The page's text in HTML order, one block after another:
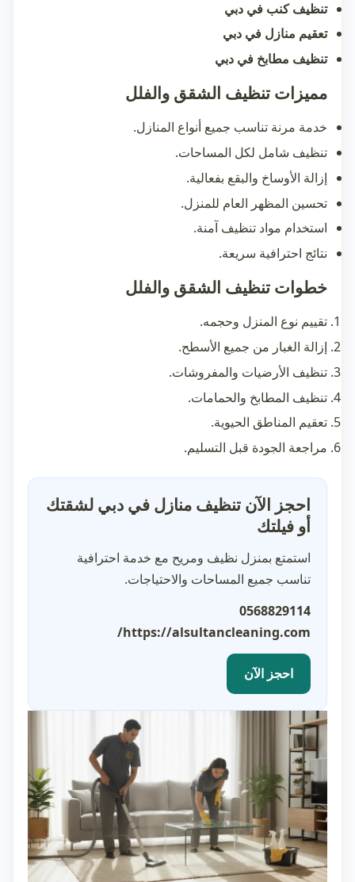
تنظيف كنب في دبي
تعقيم منازل في دبي
تنظيف مطابخ في دبي
مميزات تنظيف الشقق والفلل
خدمة مرنة تناسب جميع أنواع المنازل.
تنظيف شامل لكل المساحات.
إزالة الأوساخ والبقع بفعالية.
تحسين المظهر العام للمنزل.
استخدام مواد تنظيف آمنة.
نتائج احترافية سريعة.
خطوات تنظيف الشقق والفلل
تقييم نوع المنزل وحجمه.
إزالة الغبار من جميع الأسطح.
تنظيف الأرضيات والمفروشات.
تنظيف المطابخ والحمامات.
تعقيم المناطق الحيوية.
مراجعة الجودة قبل التسليم.
احجز الآن تنظيف منازل في دبي لشقتك
أو فيلتك
استمتع بمنزل نظيف ومريح مع خدمة احترافية
تناسب جميع المساحات والاحتياجات.
0568829114
https://alsultancleaning.com/
احجز الآن